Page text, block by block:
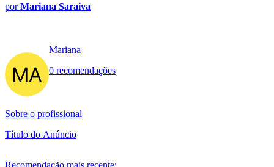
porMariana Saraiva
Mariana
0 recomendações
Sobre o profissional
Título do Anúncio
Recomendação mais recente: